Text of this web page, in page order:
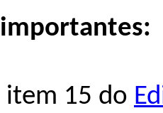
item 15 do